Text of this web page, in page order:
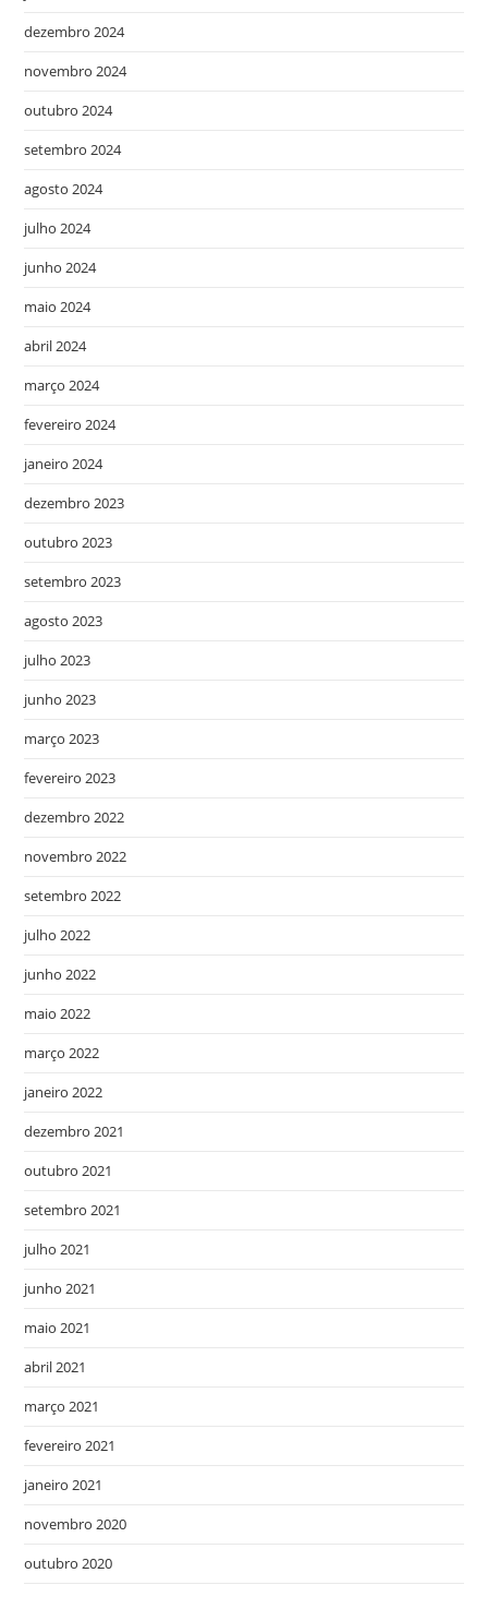
dezembro 2024
novembro 2024
outubro 2024
setembro 2024
agosto 2024
julho 2024
junho 2024
maio 2024
abril 2024
março 2024
fevereiro 2024
janeiro 2024
dezembro 2023
outubro 2023
setembro 2023
agosto 2023
julho 2023
junho 2023
março 2023
fevereiro 2023
dezembro 2022
novembro 2022
setembro 2022
julho 2022
junho 2022
maio 2022
março 2022
janeiro 2022
dezembro 2021
outubro 2021
setembro 2021
julho 2021
junho 2021
maio 2021
abril 2021
março 2021
fevereiro 2021
janeiro 2021
novembro 2020
outubro 2020